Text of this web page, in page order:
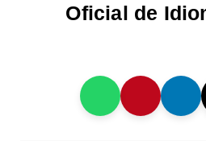
Oficial de